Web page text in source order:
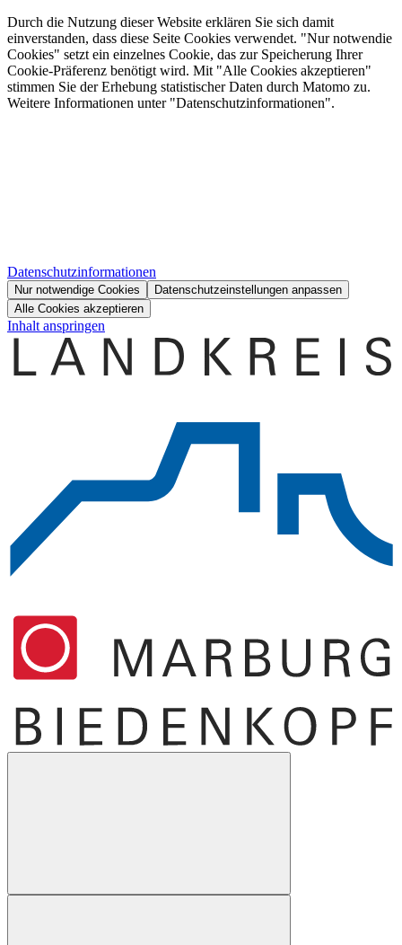
Durch die Nutzung dieser Website erklären Sie sich damit
einverstanden, dass diese Seite Cookies verwendet. "Nur notwendie
Cookies" setzt ein einzelnes Cookie, das zur Speicherung Ihrer
Cookie-Präferenz benötigt wird. Mit "Alle Cookies akzeptieren"
stimmen Sie der Erhebung statistischer Daten durch Matomo zu.
Weitere Informationen unter "Datenschutzinformationen".
Datenschutzinformationen
Nur notwendige Cookies
Datenschutzeinstellungen anpassen
Alle Cookies akzeptieren
Inhalt anspringen